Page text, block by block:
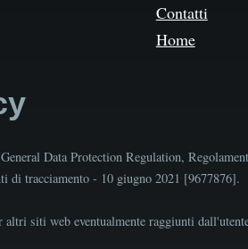
Contatti
Home
Data Protection Regulation,
di tracciamento - 10 giugno 2021 [9677876].
siti web eventualmente raggiunti